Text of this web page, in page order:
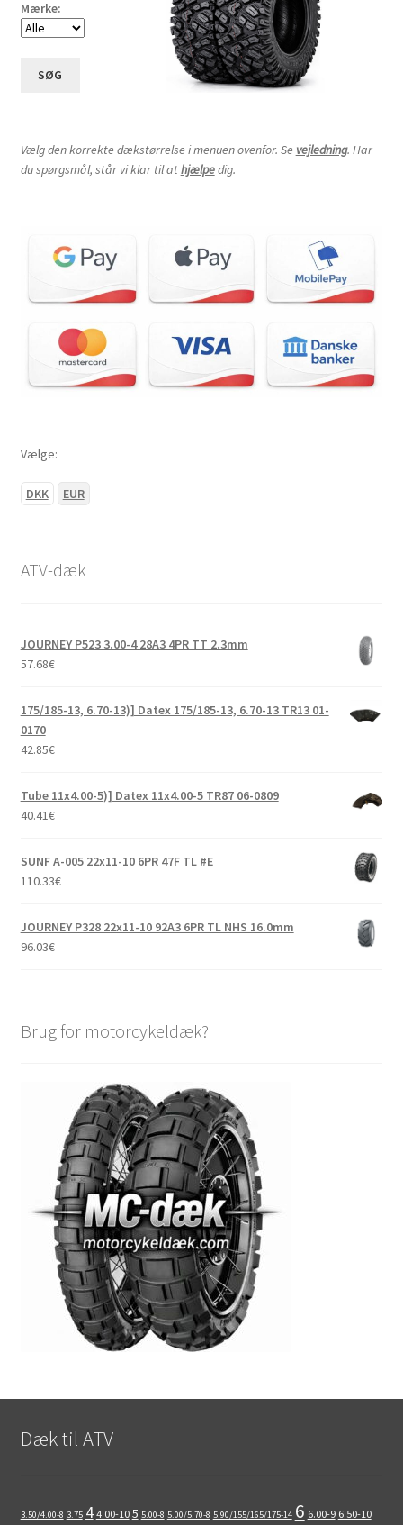
Mærke:
SØG
Vælg den korrekte dækstørrelse i menuen ovenfor. Se vejledning. Har
du spørgsmål, står vi klar til athjælpedig.
Vælge:
DKK EUR
ATV-dæk
JOURNEY P523 3.00-4 28A3 4PR TT 2.3mm
57.68€
175/185-13, 6.70-13)] Datex 175/185-13, 6.70-13 TR13 01-
0170
42.85€
Tube 11x4.00-5)] Datex 11x4.00-5 TR87 06-0809
40.41€
SUNF A-005 22x11-10 6PR 47F TL #E
110.33€
JOURNEY P328 22x11-10 92A3 6PR TL NHS 16.0mm
96.03€
Brug for motorcykeldæk?
Dæk til ATV
3.50/4.00-8 3.75 4 4.00-10 5 5.00-8 5.00/5.70-8 5.90/155/165/175-14 6 6.00-9 6.50-10